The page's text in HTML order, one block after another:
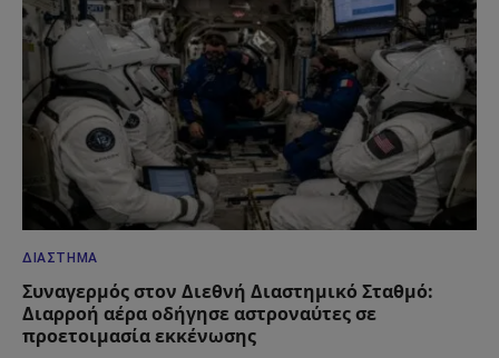
ΔΙΆΣΤΗΜΑ
Συναγερμός στον Διεθνή Διαστημικό Σταθμό:
Διαρροή αέρα οδήγησε αστροναύτες σε
προετοιμασία εκκένωσης